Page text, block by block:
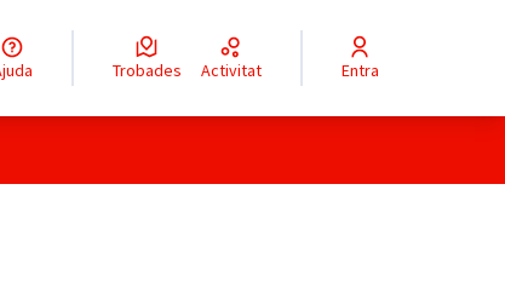
Ajuda Trobades Activitat Entra